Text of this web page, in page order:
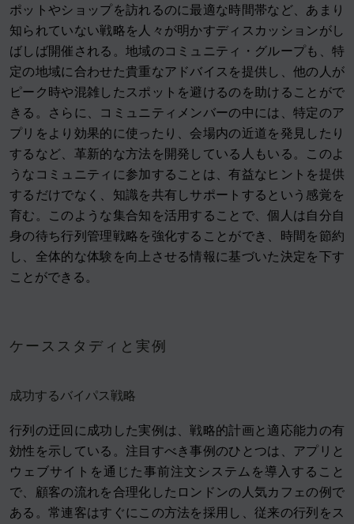
ポットやショップを訪れるのに最適な時間帯など、あまり
知られていない戦略を人々が明かすディスカッションがし
ばしば開催される。地域のコミュニティ・グループも、特
定の地域に合わせた貴重なアドバイスを提供し、他の人が
ピーク時や混雑したスポットを避けるのを助けることがで
きる。さらに、コミュニティメンバーの中には、特定のア
プリをより効果的に使ったり、会場内の近道を発見したり
するなど、革新的な方法を開発している人もいる。このよ
うなコミュニティに参加することは、有益なヒントを提供
するだけでなく、知識を共有しサポートするという感覚を
育む。このような集合知を活用することで、個人は自分自
身の待ち行列管理戦略を強化することができ、時間を節約
し、全体的な体験を向上させる情報に基づいた決定を下す
ことができる。
ケーススタディと実例
成功するバイパス戦略
行列の迂回に成功した実例は、戦略的計画と適応能力の有
効性を示している。注目すべき事例のひとつは、アプリと
ウェブサイトを通じた事前注文システムを導入すること
で、顧客の流れを合理化したロンドンの人気カフェの例で
ある。常連客はすぐにこの方法を採用し、従来の行列をス